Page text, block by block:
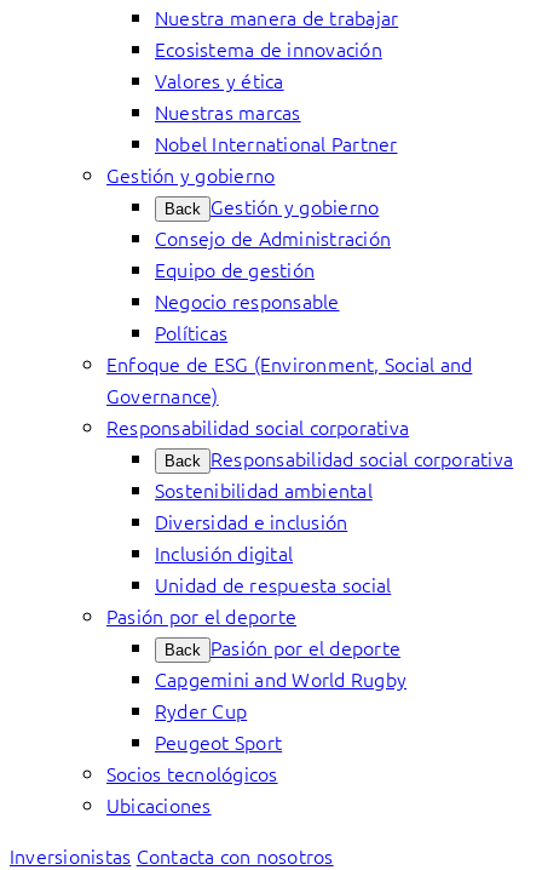
Nuestra manera de trabajar
Ecosistema de innovación
Valores y ética
Nuestras marcas
Nobel International Partner
Gestión y gobierno
Back Gestión y gobierno
Consejo de Administración
Equipo de gestión
Negocio responsable
Políticas
Enfoque de ESG (Environment, Social and
Governance)
Responsabilidad social corporativa
Back Responsabilidad social corporativa
Sostenibilidad ambiental
Diversidad e inclusión
Inclusión digital
Unidad de respuesta social
Pasión por el deporte
Back Pasión por el deporte
Capgemini and World Rugby
Ryder Cup
Peugeot Sport
Socios tecnológicos
Ubicaciones
Inversionistas Contacta con nosotros